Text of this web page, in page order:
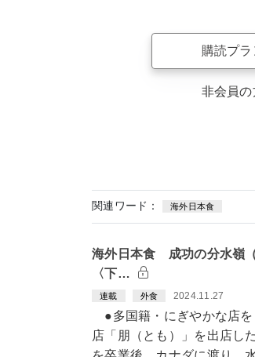
購読プ
非会員の
関連ワード： 海外日本食
海外日本食 成功の分水嶺
〈下…
連載 外食 2024.11.27
●多国籍・にぎやかな店
店「朋（とも）」を出店し